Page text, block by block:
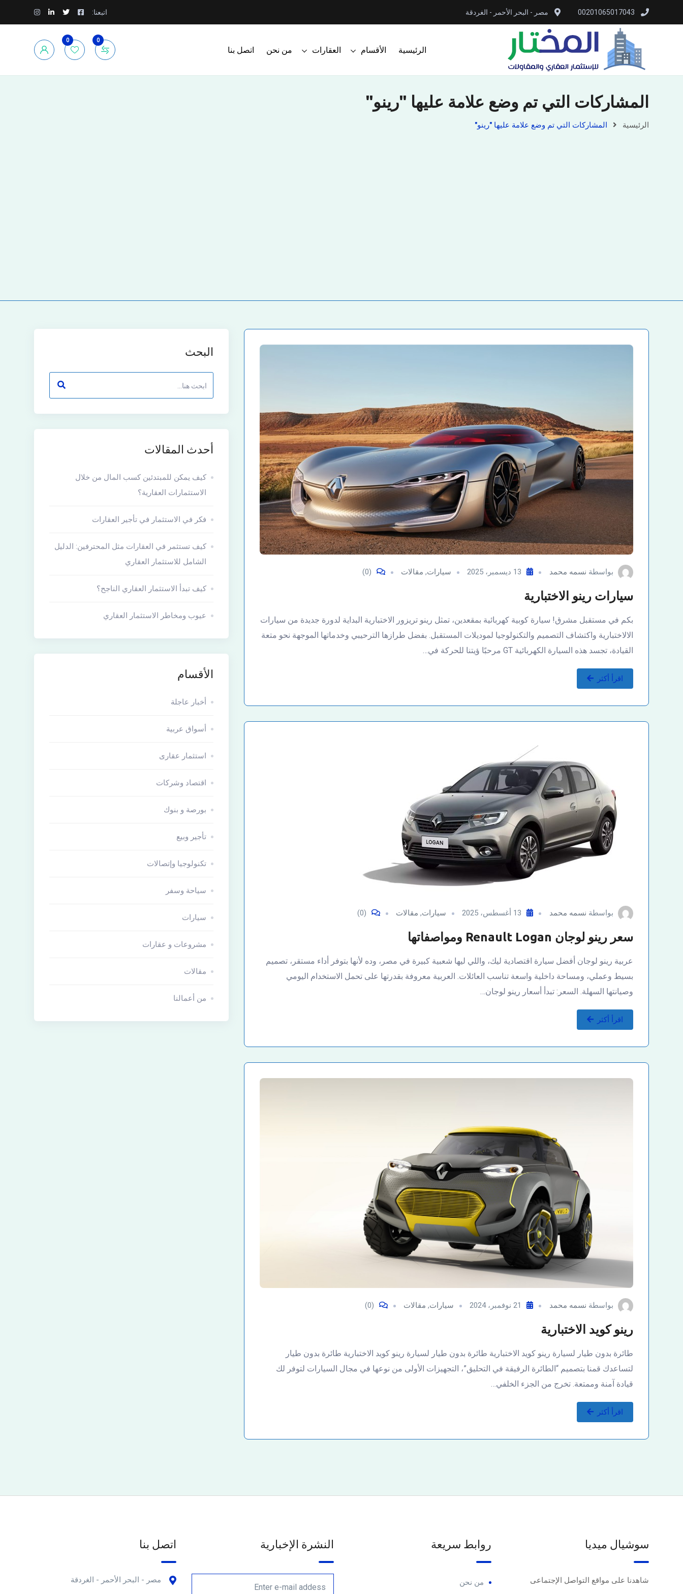
00201065017043 مصر - البحر الأحمر - الغردقة اتبعنا:
الرئيسية الأقسام العقارات من نحن اتصل بنا
0
0
المشاركات التي تم وضع علامة عليها "رينو"
الرئيسية المشاركات التي تم وضع علامة عليها "رينو"
بواسطة نسمه محمد 13 ديسمبر، 2025 سيارات, مقالات (0)
سيارات رينو الاختبارية
بكم في مستقبل مشرق! سيارة كوبية كهربائية بمقعدين، تمثل رينو تريزور الاختبارية البداية لدورة جديدة من سيارات
الالاختبارية واكتشاف التصميم والتكنولوجيا لموديلات المستقبل. بفضل طرازها الترحيبي وخدماتها الموجهة نحو متعة
القيادة، تجسد هذه السيارة الكهربائية GT مرحبًا ؤيتنا للحركة في…
اقرأ أكثر
بواسطة نسمه محمد 13 أغسطس، 2025 سيارات, مقالات (0)
سعر رينو لوجان Renault Logan ومواصفاتها
عربية رينو لوجان أفضل سيارة اقتصادية ليك، واللي ليها شعبية كبيرة في مصر، وده لأنها بتوفر أداء مستقر، تصميم
بسيط وعملي، ومساحة داخلية واسعة تناسب العائلات. العربية معروفة بقدرتها على تحمل الاستخدام اليومي
وصيانتها السهلة. السعر: تبدأ أسعار رينو لوجان…
اقرأ أكثر
بواسطة نسمه محمد 21 نوفمبر، 2024 سيارات, مقالات (0)
رينو كويد الاختبارية
طائرة بدون طيار لسيارة رينو كويد الاختبارية طائرة بدون طيار لسيارة رينو كويد الاختبارية طائرة بدون طيار
لتساعدك قمنا بتصميم “الطائرة الرفيقة في التحليق”، التجهيزات الأولى من نوعها في مجال السيارات لتوفر لك
قيادة آمنة وممتعة. تخرج من الجزء الخلفي…
اقرأ أكثر
البحث
أحدث المقالات
كيف يمكن للمبتدئين كسب المال من خلال
الاستثمارات العقارية؟
فكر في الاستثمار في تأجير العقارات
كيف تستثمر في العقارات مثل المحترفين: الدليل
الشامل للاستثمار العقاري
كيف تبدأ الاستثمار العقاري الناجح؟
عيوب ومخاطر الاستثمار العقاري
الأقسام
أخبار عاجلة
أسواق عربية
استثمار عقارى
اقتصاد وشركات
بورصة و بنوك
تأجير وبيع
تكنولوجيا وإتصالات
سياحة وسفر
سيارات
مشروعات و عقارات
مقالات
من أعمالنا
سوشيال ميديا
شاهدنا على مواقع التواصل الإجتماعى
روابط سريعة
من نحن
النشرة الإخبارية اتصل بنا
مصر - البحر الأحمر - الغردقة